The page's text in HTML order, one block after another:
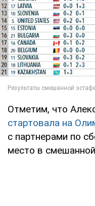
Отметим, что
стартовала на
с партнерами по
место в